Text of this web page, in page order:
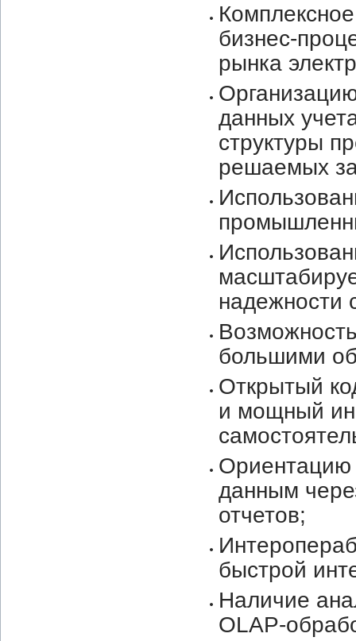
бизнес-
рынка
данных
структуры
решаемых
надежности
большими
Открытый
и мощный
Ориентацию
данным
отчетов;
быстрой
Наличие
OLAP-